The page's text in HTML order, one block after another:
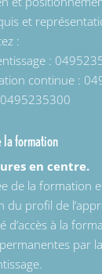
et
:
:
continue :
0495235300
la formation
en centre.
de la formation
du profil de
d’accès à la
par